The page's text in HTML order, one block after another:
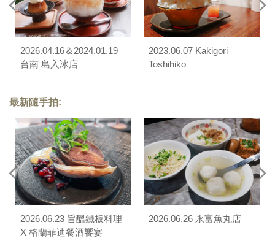
2026.04.16＆2024.01.19
台南 島入冰店
2023.06.07 Kakigori
Toshihiko
最新隨手拍:
2026.06.23 旨醞鐵板料理
X 格蘭菲迪餐酒饗宴
2026.06.26 永富魚丸店